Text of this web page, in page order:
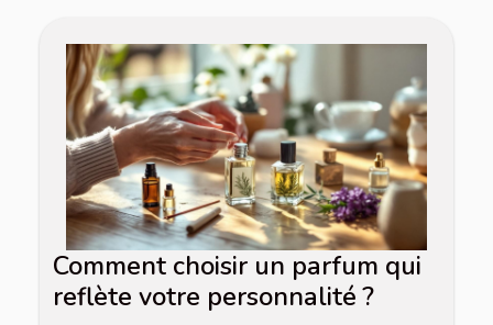
Comment choisir un parfum qui
reflète votre personnalité ?